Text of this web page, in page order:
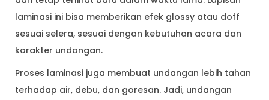
laminasi ini bisa memberikan efek glossy atau doff
sesuai selera, sesuai dengan kebutuhan acara dan
karakter undangan.
Proses laminasi juga membuat undangan lebih tahan
terhadap air, debu, dan goresan. Jadi, undangan